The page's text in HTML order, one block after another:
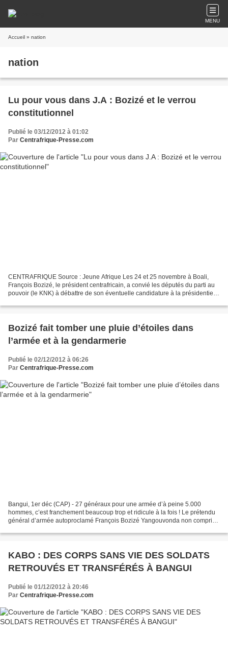
MENU
Accueil » nation
nation
Lu pour vous dans J.A : Bozizé et le verrou
constitutionnel
Publié le 03/12/2012 à 01:02
Par Centrafrique-Presse.com
CENTRAFRIQUE Source : Jeune Afrique Les 24 et 25 novembre à Boali,
François Bozizé, le président centrafricain, a convié les députés du parti au
pouvoir (le KNK) à débattre de son éventuelle candidature à la présidentielle
Bozizé fait tomber une pluie d’étoiles dans
l’armée et à la gendarmerie
Publié le 02/12/2012 à 06:26
Par Centrafrique-Presse.com
Bangui, 1er déc (CAP) - 27 généraux pour une armée d’à peine 5.000
hommes, c’est franchement beaucoup trop et ridicule à la fois ! Le prétendu
général d’armée autoproclamé François Bozizé Yangouvonda non compris,
KABO : DES CORPS SANS VIE DES SOLDATS
RETROUVÉS ET TRANSFÉRÉS À BANGUI
Publié le 01/12/2012 à 20:46
Par Centrafrique-Presse.com